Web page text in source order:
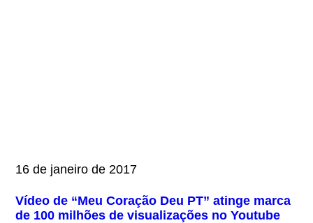
16 de janeiro de 2017
Vídeo de “Meu Coração Deu PT” atinge marca
de 100 milhões de visualizações no Youtube